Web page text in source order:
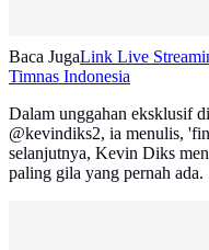
Baca JugaLink Live
Timnas Indonesia
Dalam unggahan eksklusif
@kevindiks2, ia menulis,
selanjutnya, Kevin Diks
paling gila yang pernah ada.